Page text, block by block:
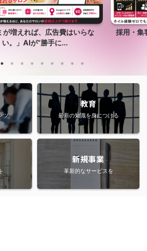
が増えれば、広告費はいらな
い。」AIが”勝手に...
採用・集
ツ
教育
最新の知識を身につける
新規事業
革新的なサービスを